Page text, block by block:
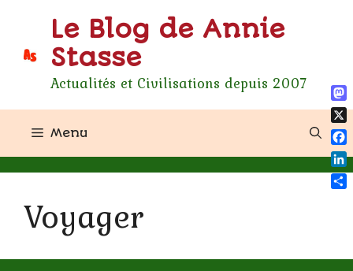
contenu
Le Blog de Annie
Stasse
Actualités et Civilisations depuis 2007
Menu
Voyager
X